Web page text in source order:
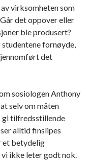
virksomheten som
det oppover eller
ble produsert?
fornøyde,
det
sosiologen Anthony
selv om måten
gi tilfredsstillende
alltid finslipes
et betydelig
ikke leter godt nok.